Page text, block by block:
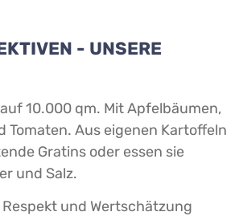
- UNSERE
10.000 qm. Mit Apfelbäumen,
Tomaten. Aus eigenen Kartoffeln
Gratins oder essen sie
und Salz.
und Wertschätzung